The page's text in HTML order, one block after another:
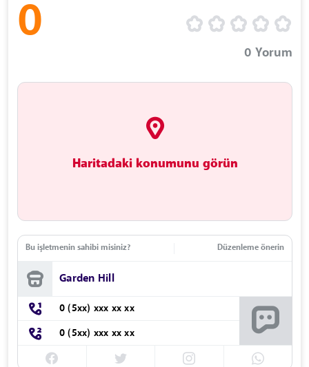
0
0 Yorum
Haritadaki konumunu görün
Bu işletmenin sahibi misiniz? Düzenleme önerin
Garden Hill
0 (5xx) xxx xx xx
0 (5xx) xxx xx xx